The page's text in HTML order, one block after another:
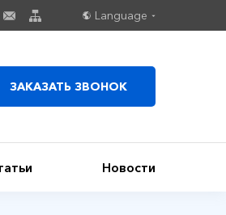
Language
ЗАКАЗАТЬ ЗВОНОК
Новости